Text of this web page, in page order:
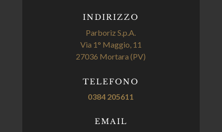
INDIRIZZO
Parboriz S.p.A.
Via 1° Maggio, 11
27036 Mortara (PV)
TELEFONO
0384 205611
EMAIL